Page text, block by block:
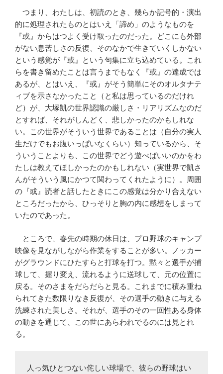
つまり、わたしは、初読のとき、幾らか記号的・演出
的に処理されたものとはいえ「諦め」のようなものを
『或』からはつよく受け取ったのだった。どこにも外部
がない息苦しさの反復、そのなかで生きていくしかない
という感覚が『或』という句集に立ち込めている。これ
らを書き留めたことは言うまでもなく『或』の達成では
あるが、とはいえ、『或』がそう簡単にそのオルタナテ
ィブを示さなかったこと（と私は思っているのだけれ
ど）が、大塚凱の世界認識の厳しさ・リアリズムなのだ
とすれば、それがしんどく、悲しかったのかもしれな
い。この世界がそういう世界であることは（自分の実人
生だけでもお腹いっぱいなくらい）知っているから、そ
ういうことよりも、この世界でどう遊べばいいのかをわ
たしは教えてほしかったのかもしれない（実世界で凱さ
んがそういう風にかつて関わってくれたように）。周囲
の『或』読者と話したときにこの感覚は分かり合えない
ところだったから、ひっそりと胸の内に感想をしまって
いたのであった。
ところで、春先の時期の休日は、プロ野球のキャンプ
映像を見ながしながら作業をすることが多い。ノッカー
がグラウンドにひたすらと打球を打つ。黙々と選手が捕
球して、握り変え、流れるように送球して、元の位置に
戻る。そのさまをだらだらと見る。これまでに積み重ね
られてきた数限りなき反復が、その選手の動きに与える
洗練された美しさ。それが、選手のその一回性ある身体
の動きを通じて、この世にあらわれでるのには見とれ
る。
人っ気ひとつない侘しい球場で、彼らの野球はい